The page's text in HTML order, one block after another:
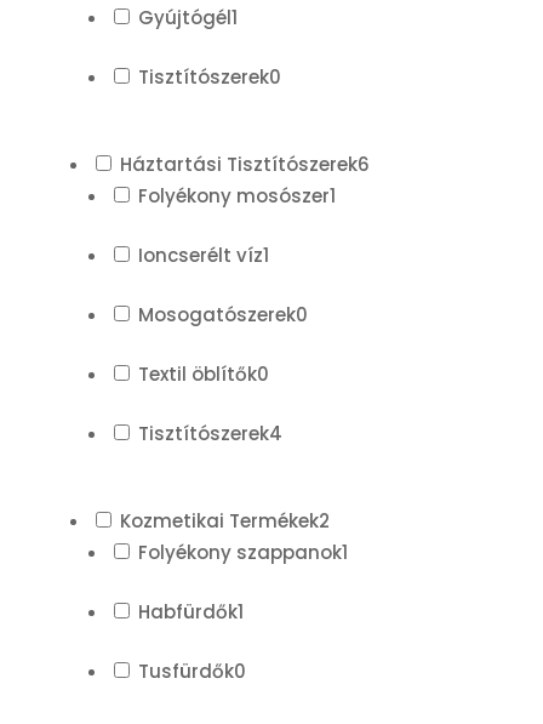
Gyújtógél1
Tisztítószerek0
Háztartási Tisztítószerek6
Folyékony mosószer1
Ioncserélt víz1
Mosogatószerek0
Textil öblítők0
Tisztítószerek4
Kozmetikai Termékek2
Folyékony szappanok1
Habfürdők1
Tusfürdők0